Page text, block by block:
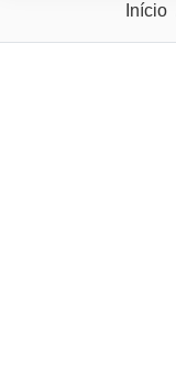
Início